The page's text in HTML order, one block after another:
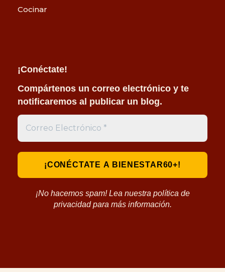
Cocinar
¡Conéctate!
Compártenos un correo electrónico y te
notificaremos al publicar un blog.
¡No hacemos spam! Lea nuestra política de
privacidad para más información.